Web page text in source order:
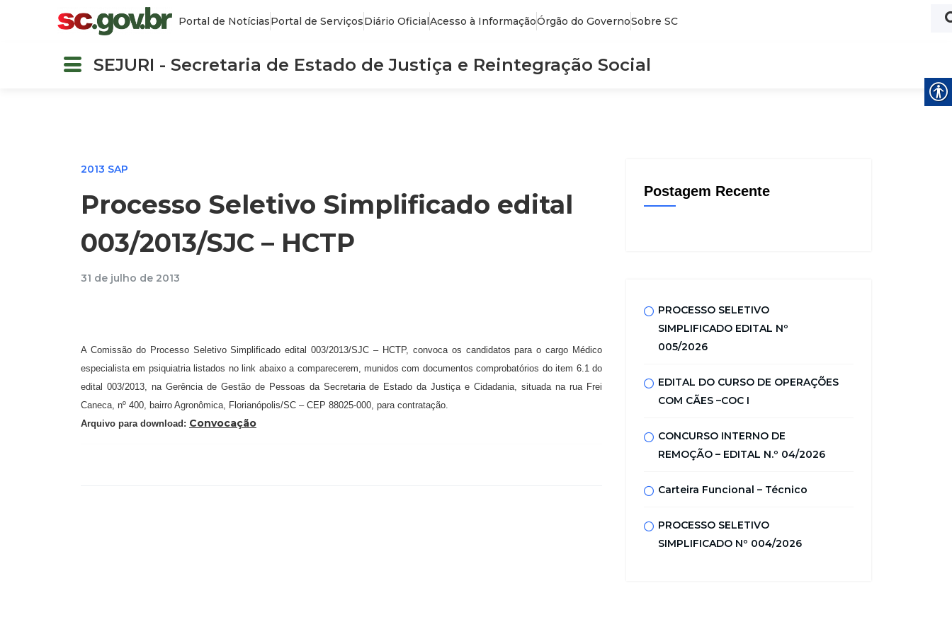
Portal de NotíciasPortal de ServiçosDiário OficialAcesso à InformaçãoÓrgão do GovernoSobre SC
SEJURI - Secretaria de Estado de Justiça e Reintegração Social
2013 SAP
Processo Seletivo Simplificado edital
003/2013/SJC – HCTP
31 de julho de 2013
A Comissão do Processo Seletivo Simplificado edital 003/2013/SJC – HCTP, convoca os candidatos para o cargo Médico
especialista em psiquiatria listados no link abaixo a comparecerem, munidos com documentos comprobatórios do item 6.1 do
edital 003/2013, na Gerência de Gestão de Pessoas da Secretaria de Estado da Justiça e Cidadania, situada na rua Frei
Caneca, nº 400, bairro Agronômica, Florianópolis/SC – CEP 88025-000, para contratação.
Arquivo para download: Convocação
Postagem Recente
PROCESSO SELETIVO
SIMPLIFICADO EDITAL Nº
005/2026
EDITAL DO CURSO DE OPERAÇÕES
COM CÃES –COC I
CONCURSO INTERNO DE
REMOÇÃO – EDITAL N.º 04/2026
Carteira Funcional – Técnico
PROCESSO SELETIVO
SIMPLIFICADO Nº 004/2026